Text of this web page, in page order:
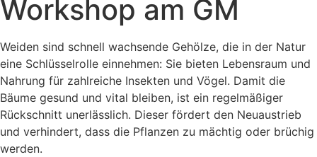
Workshop am GM
Weiden sind schnell wachsende Gehölze, die in der Natur
eine Schlüsselrolle einnehmen: Sie bieten Lebensraum und
Nahrung für zahlreiche Insekten und Vögel. Damit die
Bäume gesund und vital bleiben, ist ein regelmäßiger
Rückschnitt unerlässlich. Dieser fördert den Neuaustrieb
und verhindert, dass die Pflanzen zu mächtig oder brüchig
werden.